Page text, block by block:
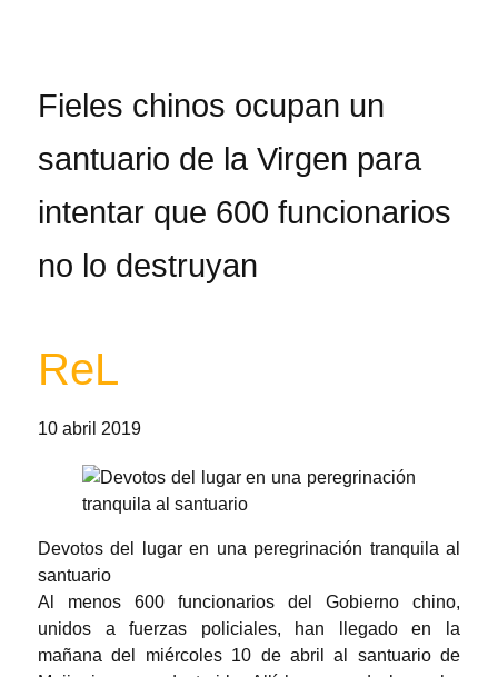
Fieles chinos ocupan un
santuario de la Virgen para
intentar que 600 funcionarios
no lo destruyan
ReL
10 abril 2019
Devotos del lugar en una peregrinación tranquila al
santuario
Al menos 600 funcionarios del Gobierno chino,
unidos a fuerzas policiales, han llegado en la
mañana del miércoles 10 de abril al santuario de